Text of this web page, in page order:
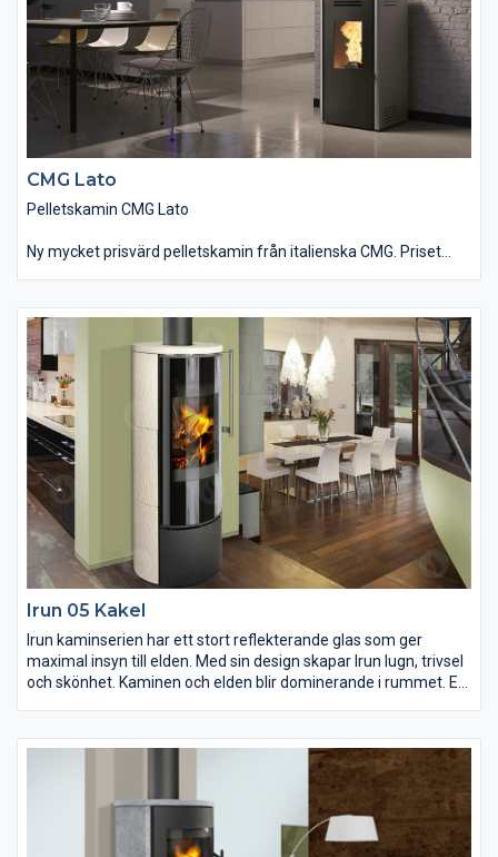
önskad rumstemperatur samt den tid det tar att nå dit och kan
på så vis hålla den önskade temperaturen så länge som möjligt.
Detta optimerar bränsleförbrukningen.
CMG Lato
Pelletskamin CMG Lato
Ny mycket prisvärd pelletskamin från italienska CMG. Priset
47 x 48,5 x 96,5 cm.
Irun 05 Kakel
Irun kaminserien har ett stort reflekterande glas som ger
maximal insyn till elden. Med sin design skapar Irun lugn, trivsel
och skönhet. Kaminen och elden blir dominerande i rummet. En
högsta kvalitet.
Irun har ett ett högt placerat handtag och dörren har en
pneumatisk stängning. Allt för bästa funktion och en riktig
'lyxkänsla'. Med Irun har du möjlighet att få en kamin av hög
kvalitet och unik design till ett mycket rimligt pris.